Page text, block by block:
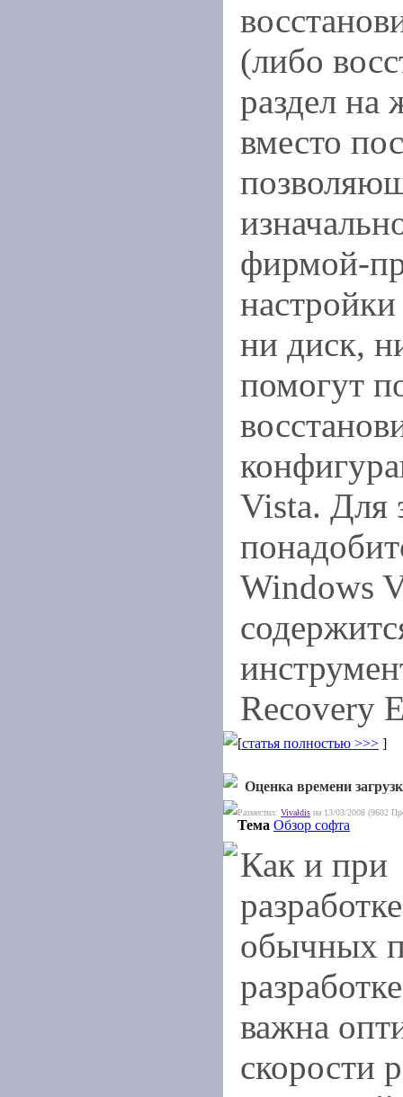
(либо
раздел на
вместо
фирмой-
ни диск,
помогут
Vista. Для
Windows
Recovery
[статья полностью >>> ]
Оценка времени
Разместил: Vivaldis на 13/03/2008 (9602
Тема Обзор софта
Как и при
разработке
обычных
важна
скорости